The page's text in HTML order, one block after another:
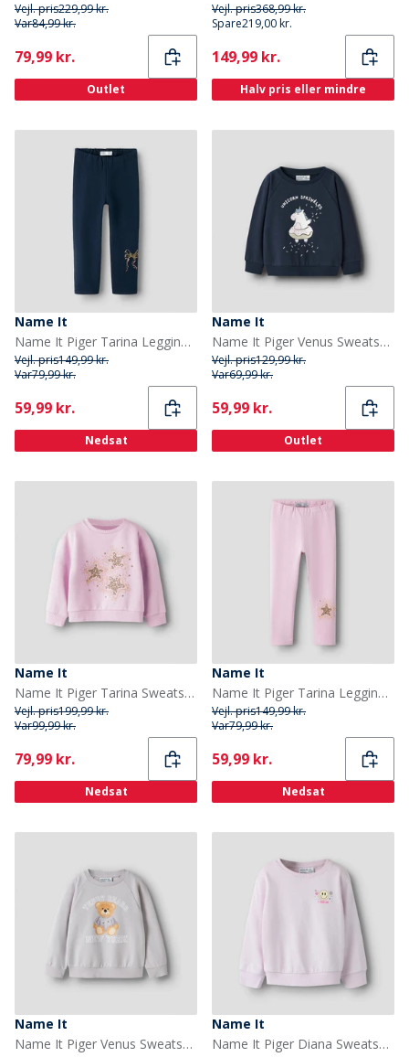
Vejl. pris229,99 kr.
Var84,99 kr.
Current
79,99 kr.
Outlet
Vejl. pris368,99 kr.
Spare219,00 kr.
Current
149,99 kr.
Halv pris eller mindre
Name It
Name It Piger Tarina Leggings Navy Blazer
Vejl. pris149,99 kr.
Var79,99 kr.
Current
59,99 kr.
Nedsat
Name It
Name It Piger Venus Sweatshirt Navy Blazer
Vejl. pris129,99 kr.
Var69,99 kr.
Current
59,99 kr.
Outlet
Name It
Name It Piger Tarina Sweatshirt Pirouette
Vejl. pris199,99 kr.
Var99,99 kr.
Current
79,99 kr.
Nedsat
Name It
Name It Piger Tarina Leggings Pirouette
Vejl. pris149,99 kr.
Var79,99 kr.
Current
59,99 kr.
Nedsat
Name It
Name It Piger Venus Sweatshirt Lilac Marble
Name It
Name It Piger Diana Sweatshirt Lavender Fog